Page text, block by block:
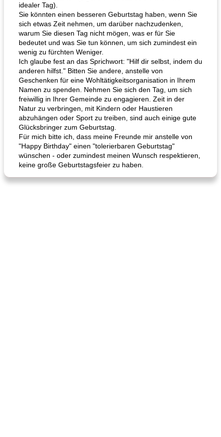
idealer Tag).
Sie könnten einen besseren Geburtstag haben, wenn Sie
sich etwas Zeit nehmen, um darüber nachzudenken,
warum Sie diesen Tag nicht mögen, was er für Sie
bedeutet und was Sie tun können, um sich zumindest ein
wenig zu fürchten Weniger.
Ich glaube fest an das Sprichwort: "Hilf dir selbst, indem du
anderen hilfst." Bitten Sie andere, anstelle von
Geschenken für eine Wohltätigkeitsorganisation in Ihrem
Namen zu spenden. Nehmen Sie sich den Tag, um sich
freiwillig in Ihrer Gemeinde zu engagieren. Zeit in der
Natur zu verbringen, mit Kindern oder Haustieren
abzuhängen oder Sport zu treiben, sind auch einige gute
Glücksbringer zum Geburtstag.
Für mich bitte ich, dass meine Freunde mir anstelle von
"Happy Birthday" einen "tolerierbaren Geburtstag"
wünschen - oder zumindest meinen Wunsch respektieren,
keine große Geburtstagsfeier zu haben.